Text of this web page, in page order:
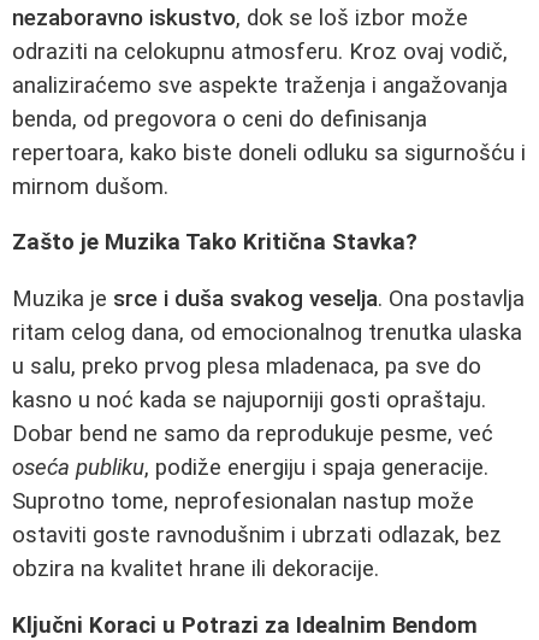
nezaboravno iskustvo, dok se loš izbor može
odraziti na celokupnu atmosferu. Kroz ovaj vodič,
analiziraćemo sve aspekte traženja i angažovanja
benda, od pregovora o ceni do definisanja
repertoara, kako biste doneli odluku sa sigurnošću i
mirnom dušom.
Zašto je Muzika Tako Kritična Stavka?
Muzika je srce i duša svakog veselja. Ona postavlja
ritam celog dana, od emocionalnog trenutka ulaska
u salu, preko prvog plesa mladenaca, pa sve do
kasno u noć kada se najuporniji gosti opraštaju.
Dobar bend ne samo da reprodukuje pesme, već
oseća publiku, podiže energiju i spaja generacije.
Suprotno tome, neprofesionalan nastup može
ostaviti goste ravnodušnim i ubrzati odlazak, bez
obzira na kvalitet hrane ili dekoracije.
Ključni Koraci u Potrazi za Idealnim Bendom